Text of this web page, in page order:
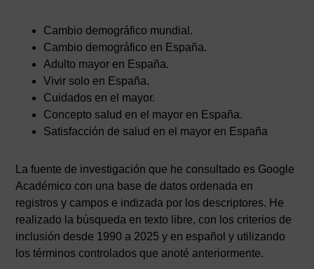
Cambio demográfico mundial.
Cambio demográfico en España.
Adulto mayor en España.
Vivir solo en España.
Cuidados en el mayor.
Concepto salud en el mayor en España.
Satisfacción de salud en el mayor en España
La fuente de investigación que he consultado es Google
Académico con una base de datos ordenada en
registros y campos e indizada por los descriptores. He
realizado la búsqueda en texto libre, con los criterios de
inclusión desde 1990 a 2025 y en español y utilizando
los términos controlados que anoté anteriormente.